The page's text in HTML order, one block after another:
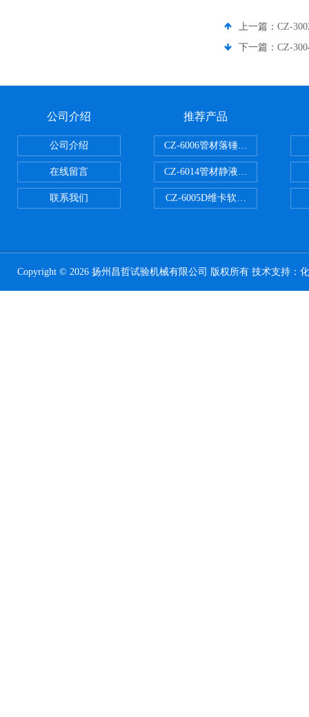
上一篇： CZ-
下一篇： CZ-
公司介绍
公司介绍
在线留言
联系我们
推荐产品
CZ-6006管材落锤冲击试验机
CZ-6014管材静液压爆破试验机
CZ-6005D维卡软化点温度测定仪
Copyright © 2026 扬州昌哲试验机械有限公司 版权所有 技术支持：